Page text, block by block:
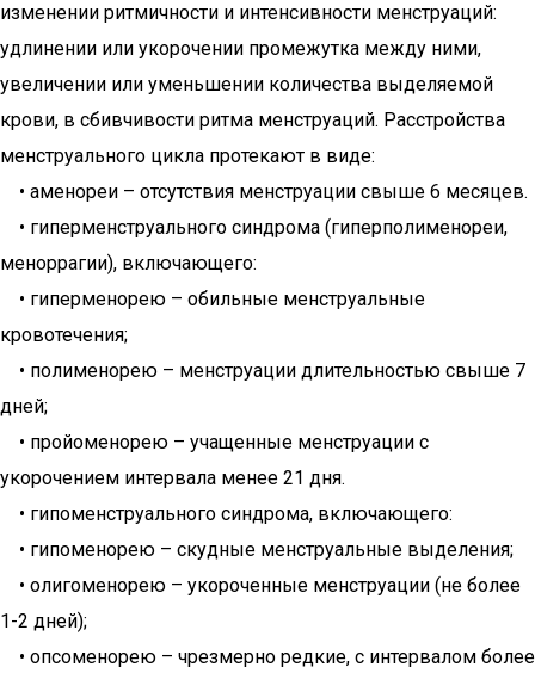
изменении ритмичности и интенсивности менструаций:
удлинении или укорочении промежутка между ними,
увеличении или уменьшении количества выделяемой
крови, в сбивчивости ритма менструаций. Расстройства
менструального цикла протекают в виде:
• аменореи – отсутствия менструации свыше 6 месяцев.
• гиперменструального синдрома (гиперполименореи,
меноррагии), включающего:
• гиперменорею – обильные менструальные
кровотечения;
• полименорею – менструации длительностью свыше 7
дней;
• пройоменорею – учащенные менструации с
укорочением интервала менее 21 дня.
• гипоменструального синдрома, включающего:
• гипоменорею – скудные менструальные выделения;
• олигоменорею – укороченные менструации (не более
1-2 дней);
• опсоменорею – чрезмерно редкие, с интервалом более